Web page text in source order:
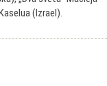
(Izrael).